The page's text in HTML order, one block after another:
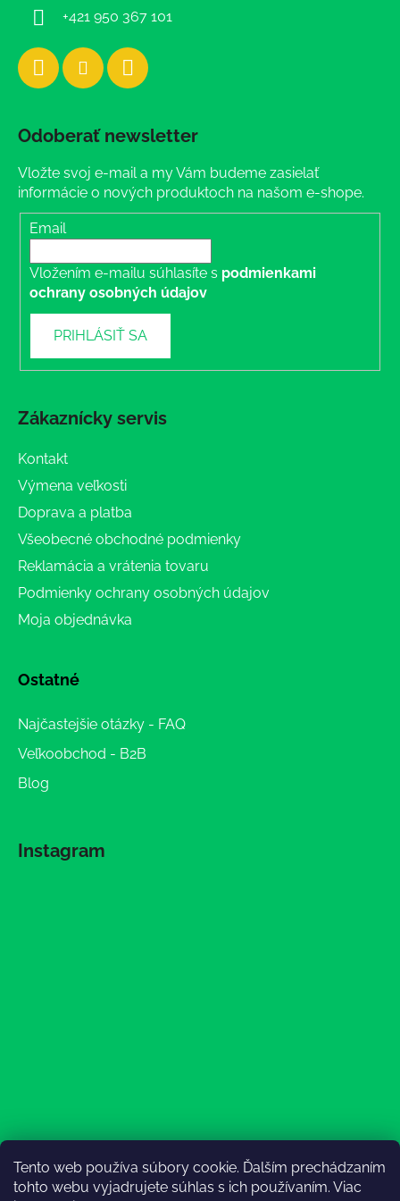
Tento web používa súbory cookie. Ďalším prechádzaním
tohto webu vyjadrujete súhlas s ich používaním. Viac
+421 950 367 101
Odoberať newsletter
Vložte svoj e-mail a my Vám budeme zasielať
informácie o nových produktoch na našom e-shope.
Email
Vložením e-mailu súhlasíte s podmienkami
ochrany osobných údajov
PRIHLÁSIŤ SA
Zákaznícky servis
Kontakt
Výmena veľkosti
Doprava a platba
Všeobecné obchodné podmienky
Reklamácia a vrátenia tovaru
Podmienky ochrany osobných údajov
Moja objednávka
Ostatné
Najčastejšie otázky - FAQ
Veľkoobchod - B2B
Blog
Instagram
Sledovať na Instagrame